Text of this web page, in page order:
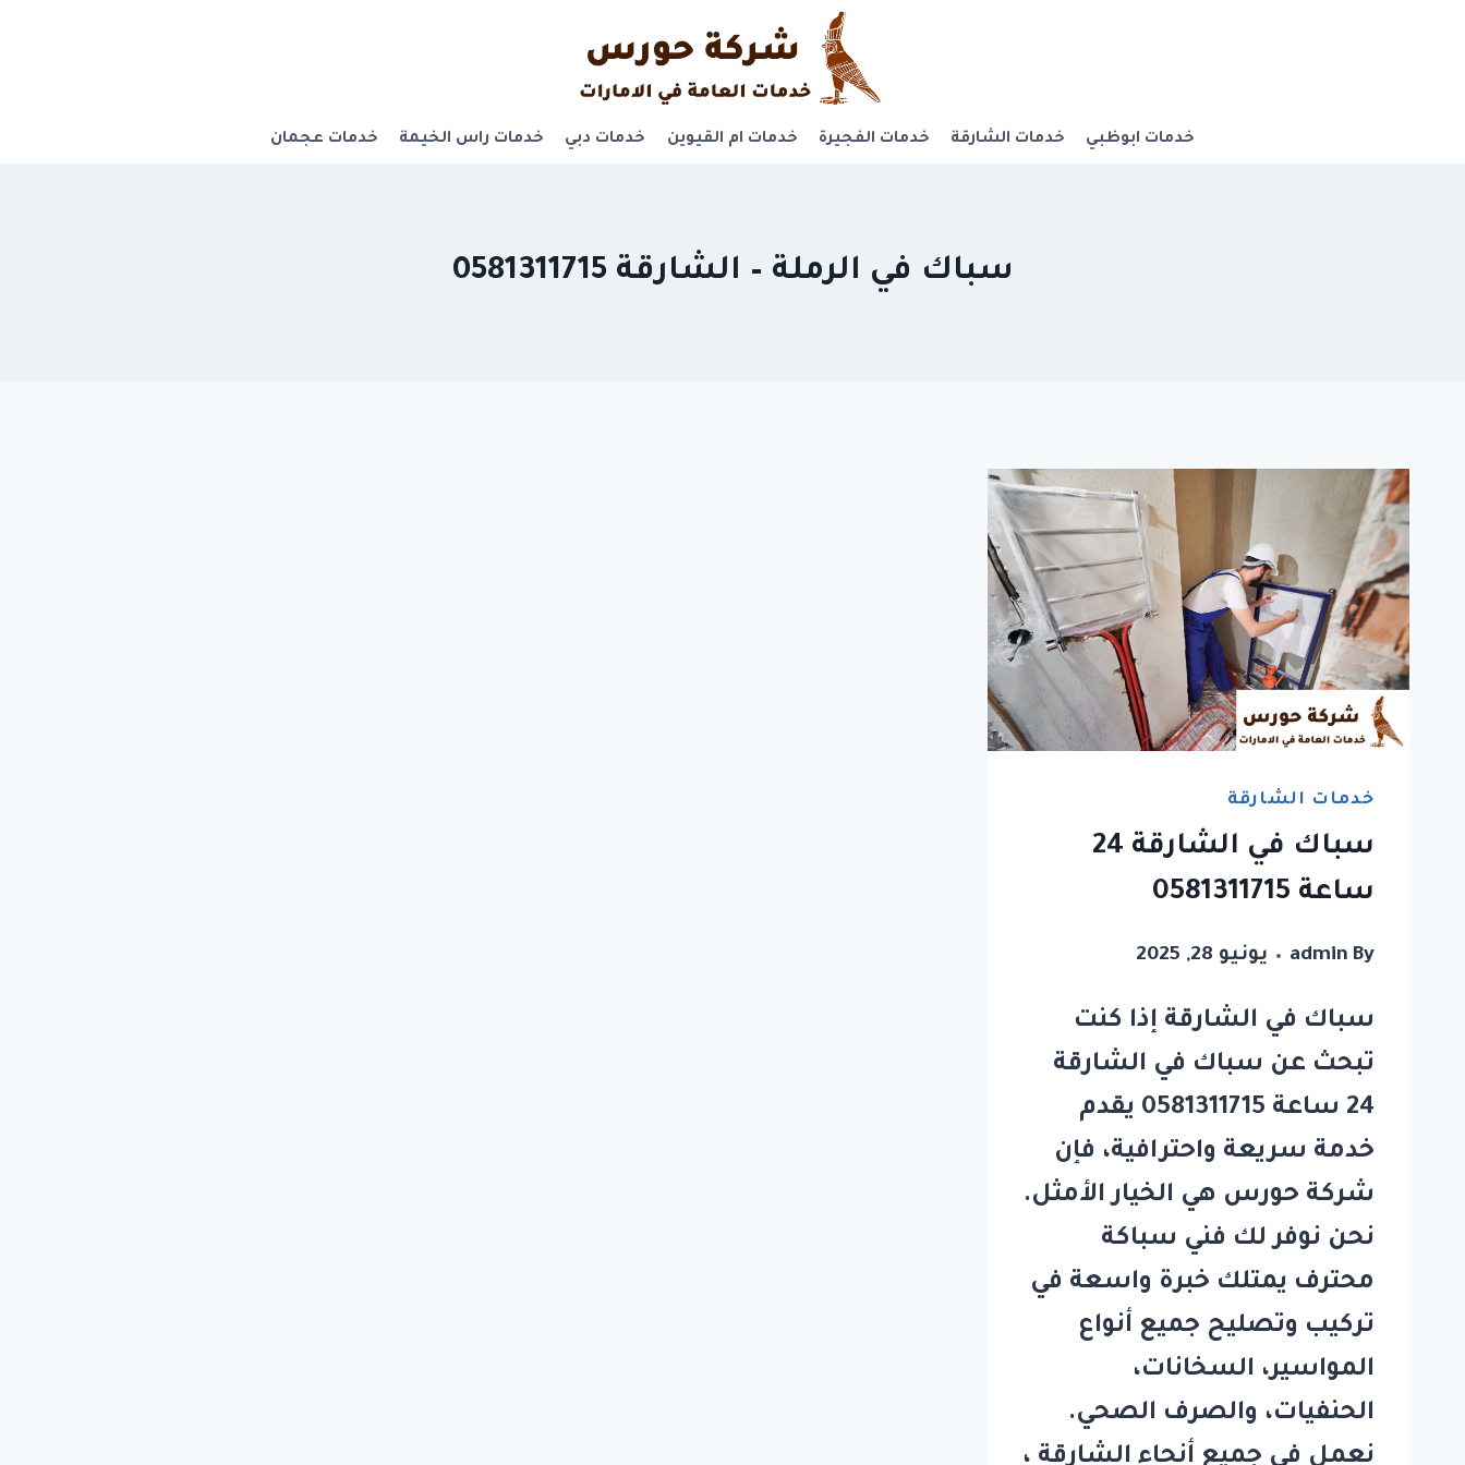
خدمات ابوظبي خدمات الشارقة خدمات الفجيرة خدمات ام القيوين خدمات دبي خدمات راس الخيمة خدمات عجمان
سباك في الرملة – الشارقة 0581311715
خدمات الشارقة
سباك في الشارقة 24
ساعة 0581311715
By
admin يونيو 28, 2025
سباك في الشارقة إذا كنت
تبحث عن سباك في الشارقة
24 ساعة 0581311715 يقدم
خدمة سريعة واحترافية، فإن
شركة حورس هي الخيار الأمثل.
نحن نوفر لك فني سباكة
محترف يمتلك خبرة واسعة في
تركيب وتصليح جميع أنواع
المواسير، السخانات،
الحنفيات، والصرف الصحي.
نعمل في جميع أنحاء الشارقة ،